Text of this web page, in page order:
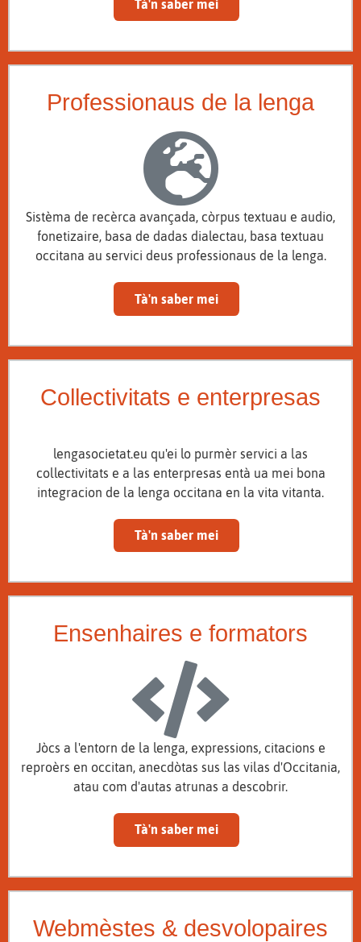
Tà'n saber mei
Professionaus de la lenga
Sistèma de recèrca avançada, còrpus textuau e audio,
fonetizaire, basa de dadas dialectau, basa textuau
occitana au servici deus professionaus de la lenga.
Tà'n saber mei
Collectivitats e enterpresas
lengasocietat.eu qu'ei lo purmèr servici a las
collectivitats e a las enterpresas entà ua mei bona
integracion de la lenga occitana en la vita vitanta.
Tà'n saber mei
Ensenhaires e formators
Jòcs a l'entorn de la lenga, expressions, citacions e
reproèrs en occitan, anecdòtas sus las vilas d'Occitania,
atau com d'autas atrunas a descobrir.
Tà'n saber mei
Webmèstes & desvolopaires